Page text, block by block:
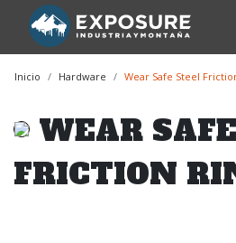
Inicio Hardware Wear Safe Steel
WEAR
FRICTION